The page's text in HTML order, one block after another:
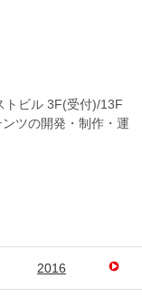
ビル 3F(受付)/13F
ツの開発・制作・運
2016